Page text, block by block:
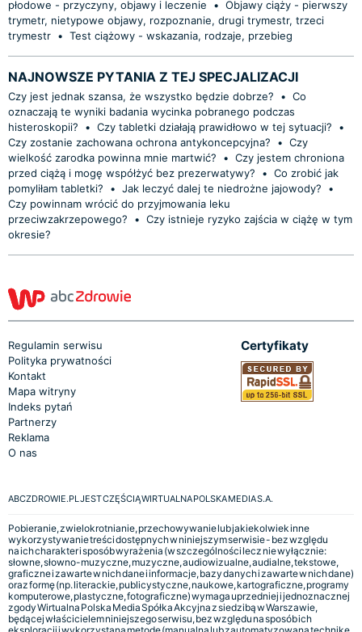
płodowe - przyczyny, objawy i leczenie
• Objawy ciąży - pierwszy
trymetr, nietypowe objawy, rozpoznanie, drugi trymestr, trzeci
trymestr • Test ciążowy - wskazania, rodzaje, przebieg
NAJNOWSZE PYTANIA Z TEJ SPECJALIZACJI
Czy jest jednak szansa, że wszystko będzie dobrze? • Co
oznaczają te wyniki badania wycinka pobranego podczas
histeroskopii?
• Czy tabletki działają prawidłowo w tej sytuacji?
•
Czy zostanie zachowana ochrona antykoncepcyjna?
• Czy
wielkość zarodka powinna mnie martwić?
• Czy jestem chroniona
przed ciążą i mogę współżyć bez prezerwatywy?
• Co zrobić jak
pomyliłam tabletki?
• Jak leczyć dalej te niedrożne jajowody?
•
Czy powinnam wrócić do przyjmowania leku
przeciwzakrzepowego?
• Czy istnieje ryzyko zajścia w ciążę w tym
okresie?
Regulamin serwisu
Polityka prywatności
Kontakt
Mapa witryny
Indeks pytań
Partnerzy
Reklama
O nas
Certyfikaty
ABCZDROWIE.PL JEST CZĘŚCIĄ WIRTUALNA POLSKA MEDIA S.A.
Pobieranie, zwielokrotnianie, przechowywanie lub jakiekolwiek inne
wykorzystywanie treści dostępnych w niniejszym serwisie - bez względu
na ich charakter i sposób wyrażenia (w szczególności lecz nie wyłącznie:
słowne, słowno-muzyczne, muzyczne, audiowizualne, audialne, tekstowe,
graficzne i zawarte w nich dane i informacje, bazy danych i zawarte w nich dane)
oraz formę (np. literackie, publicystyczne, naukowe, kartograficzne, programy
komputerowe, plastyczne, fotograficzne) wymaga uprzedniej i jednoznacznej
zgody Wirtualna Polska Media Spółka Akcyjna z siedzibą w Warszawie,
będącej właścicielem niniejszego serwisu, bez względu na sposób ich